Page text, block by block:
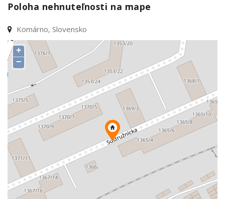
Poloha nehnuteľnosti na mape
Komárno, Slovensko
+
−